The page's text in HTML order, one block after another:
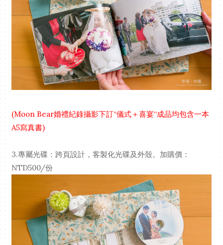
(Moon Bear婚禮紀錄攝影下訂“儀式＋喜宴“成品均包含一本
A5寫真書)
3.專屬光碟：跨頁設計，客製化光碟及外殼。加購價：
NTD500/份